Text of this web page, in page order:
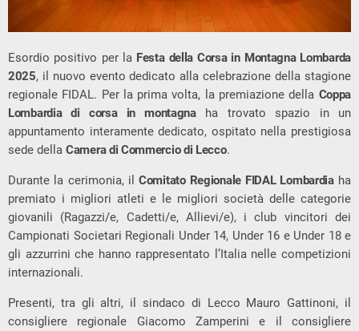
Esordio positivo per la Festa della Corsa in Montagna Lombarda
2025, il nuovo evento dedicato alla celebrazione della stagione
regionale FIDAL. Per la prima volta, la premiazione della Coppa
Lombardia di corsa in montagnaha trovato spazio in un
appuntamento interamente dedicato, ospitato nella prestigiosa
sede della Camera di Commercio di Lecco.
Durante la cerimonia, ilComitato Regionale FIDAL Lombardiaha
premiato i migliori atleti e le migliori società delle categorie
giovanili (Ragazzi/e, Cadetti/e, Allievi/e), i club vincitori dei
Campionati Societari Regionali Under 14, Under 16 e Under 18 e
gli azzurrini che hanno rappresentato l’Italia nelle competizioni
internazionali.
Presenti, tra gli altri, il sindaco di Lecco Mauro Gattinoni, il
consigliere regionale Giacomo Zamperini e il consigliere